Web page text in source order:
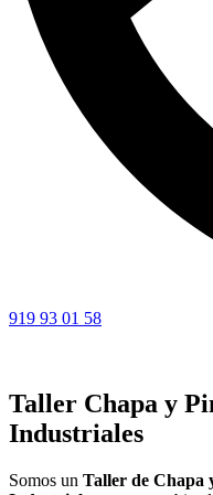
919 93 01 58
Taller Chapa y
Industriales
Somos un Taller de Chapa